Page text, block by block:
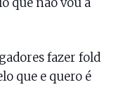
fazer fold
que e quero é